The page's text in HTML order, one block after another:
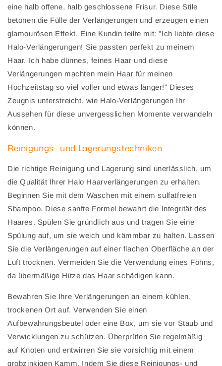
eine halb offene, halb geschlossene Frisur. Diese Stile
betonen die Fülle der Verlängerungen und erzeugen einen
glamourösen Effekt. Eine Kundin teilte mit: "Ich liebte diese
Halo-Verlängerungen! Sie passten perfekt zu meinem
Haar. Ich habe dünnes, feines Haar und diese
Verlängerungen machten mein Haar für meinen
Hochzeitstag so viel voller und etwas länger!" Dieses
Zeugnis unterstreicht, wie Halo-Verlängerungen Ihr
Aussehen für diese unvergesslichen Momente verwandeln
können.
Reinigungs- und Lagerungstechniken
Die richtige Reinigung und Lagerung sind unerlässlich, um
die Qualität Ihrer Halo Haarverlängerungen zu erhalten.
Beginnen Sie mit dem Waschen mit einem sulfatfreien
Shampoo. Diese sanfte Formel bewahrt die Integrität des
Haares. Spülen Sie gründlich aus und tragen Sie eine
Spülung auf, um sie weich und kämmbar zu halten. Lassen
Sie die Verlängerungen auf einer flachen Oberfläche an der
Luft trocknen. Vermeiden Sie die Verwendung eines Föhns,
da übermäßige Hitze das Haar schädigen kann.
Bewahren Sie Ihre Verlängerungen an einem kühlen,
trockenen Ort auf. Verwenden Sie einen
Aufbewahrungsbeutel oder eine Box, um sie vor Staub und
Verwicklungen zu schützen. Überprüfen Sie regelmäßig
auf Knoten und entwirren Sie sie vorsichtig mit einem
grobzinkigen Kamm. Indem Sie diese Reinigungs- und